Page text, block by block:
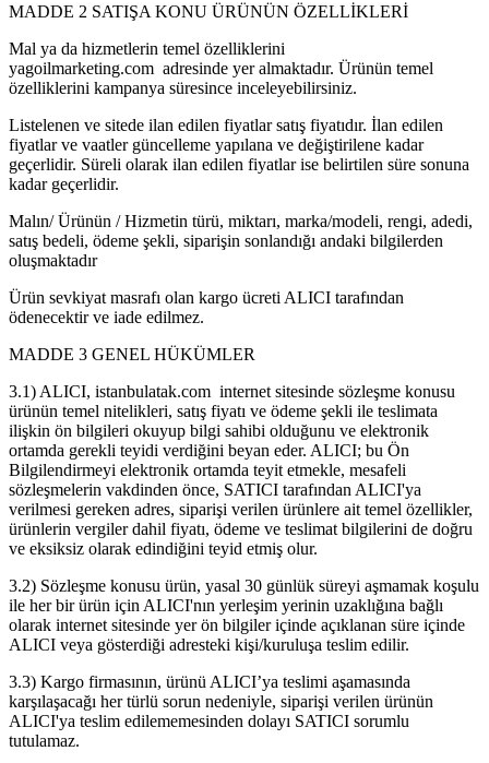
MADDE 2 SATIŞA KONU ÜRÜNÜN ÖZELLİKLERİ
Mal ya da hizmetlerin temel özelliklerini
yagoilmarketing.com adresinde yer almaktadır. Ürünün temel
özelliklerini kampanya süresince inceleyebilirsiniz.
Listelenen ve sitede ilan edilen fiyatlar satış fiyatıdır. İlan edilen
fiyatlar ve vaatler güncelleme yapılana ve değiştirilene kadar
geçerlidir. Süreli olarak ilan edilen fiyatlar ise belirtilen süre sonuna
kadar geçerlidir.
Malın/ Ürünün / Hizmetin türü, miktarı, marka/modeli, rengi, adedi,
satış bedeli, ödeme şekli, siparişin sonlandığı andaki bilgilerden
oluşmaktadır
Ürün sevkiyat masrafı olan kargo ücreti ALICI tarafından
ödenecektir ve iade edilmez.
MADDE 3 GENEL HÜKÜMLER
3.1) ALICI, istanbulatak.com internet sitesinde sözleşme konusu
ürünün temel nitelikleri, satış fiyatı ve ödeme şekli ile teslimata
ilişkin ön bilgileri okuyup bilgi sahibi olduğunu ve elektronik
ortamda gerekli teyidi verdiğini beyan eder. ALICI; bu Ön
Bilgilendirmeyi elektronik ortamda teyit etmekle, mesafeli
sözleşmelerin vakdinden önce, SATICI tarafından ALICI'ya
verilmesi gereken adres, siparişi verilen ürünlere ait temel özellikler,
ürünlerin vergiler dahil fiyatı, ödeme ve teslimat bilgilerini de doğru
ve eksiksiz olarak edindiğini teyid etmiş olur.
3.2) Sözleşme konusu ürün, yasal 30 günlük süreyi aşmamak koşulu
ile her bir ürün için ALICI'nın yerleşim yerinin uzaklığına bağlı
olarak internet sitesinde yer ön bilgiler içinde açıklanan süre içinde
ALICI veya gösterdiği adresteki kişi/kuruluşa teslim edilir.
3.3) Kargo firmasının, ürünü ALICI’ya teslimi aşamasında
karşılaşacağı her türlü sorun nedeniyle, siparişi verilen ürünün
ALICI'ya teslim edilememesinden dolayı SATICI sorumlu
tutulamaz.